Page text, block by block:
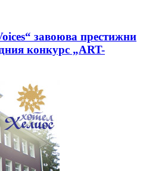
завоюва престижни
конкурс „ART-